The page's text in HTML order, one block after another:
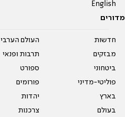
English
מדורים
חדשות
מבזקים
ביטחוני
פוליטי-מדיני
בארץ
בעולם
העולם הערבי
תרבות ופנאי
ספורט
פורומים
יהדות
צרכנות